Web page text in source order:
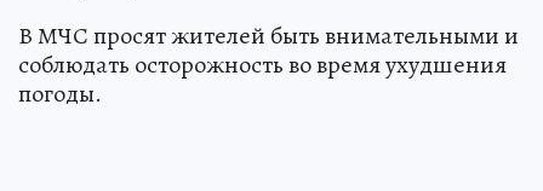
В МЧС просят жителей быть внимательными и
соблюдать осторожность во время ухудшения
погоды.